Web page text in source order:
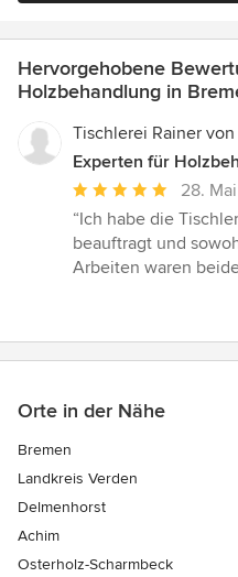
Hervorgehobene
Holzbehandlung in
Tischlerei Rainer
Experten für
Durchschnittliche
Bewertung:
5
von
28.
“Ich habe die
beauftragt und
Arbeiten waren
Orte in der Nähe
Bremen
Landkreis Verden
Delmenhorst
Achim
Osterholz-Scharmbeck